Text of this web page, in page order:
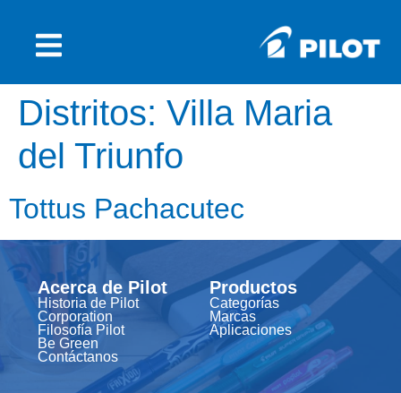
Distritos: Villa Maria
del Triunfo
Tottus Pachacutec
Acerca de Pilot
Historia de Pilot
Corporation
Filosofía Pilot
Be Green
Contáctanos
Productos
Categorías
Marcas
Aplicaciones